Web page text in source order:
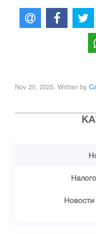
Nov 20, 2025, Written by
Новости